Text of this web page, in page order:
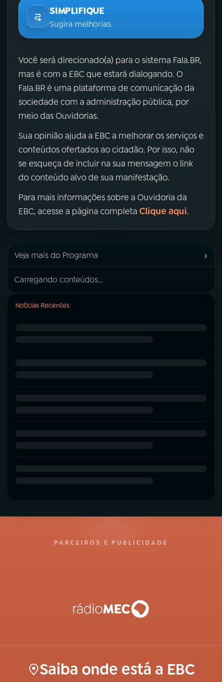
SIMPLIFIQUE
Sugira melhorias.
Você será direcionado(a) para o sistema Fala.BR,
mas é com a EBC que estará dialogando. O
Fala.BR é uma plataforma de comunicação da
sociedade com a administração pública, por
meio das Ouvidorias.
Sua opinião ajuda a EBC a melhorar os serviços e
conteúdos ofertados ao cidadão. Por isso, não
se esqueça de incluir na sua mensagem o link
do conteúdo alvo de sua manifestação.
Para mais informações sobre a Ouvidoria da
EBC, acesse a página completa Clique aqui.
Veja mais do Programa ›
Carregando conteúdos...
Notícias Recentes
PARCEIROS E PUBLICIDADE
Saiba onde está a EBC